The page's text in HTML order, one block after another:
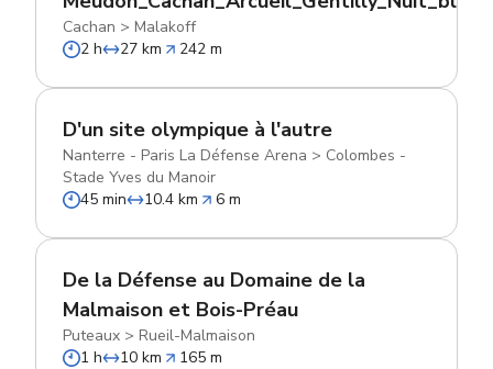
Cachan > Malakoff
2 h
27 km 242 m
D'un site olympique à l'autre
Nanterre - Paris La Défense Arena > Colombes -
Stade Yves du Manoir
45 min
10.4 km 6 m
De la Défense au Domaine de la
Malmaison et Bois-Préau
Puteaux > Rueil-Malmaison
1 h
10 km 165 m